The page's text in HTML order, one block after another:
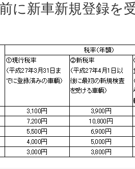
に新車新規登録を